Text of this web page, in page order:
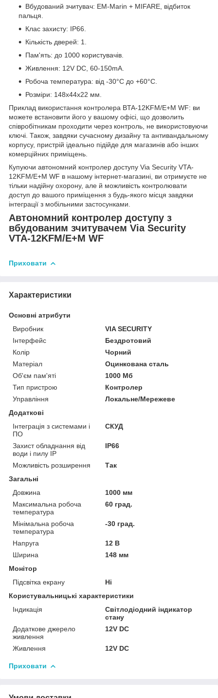
Вбудований зчитувач: EM-Marin + MIFARE, відбиток
пальця.
Клас захисту: IP66.
Кількість дверей: 1.
Пам'ять: до 1000 користувачів.
Живлення: 12V DC, 60-150mA.
Робоча температура: від -30°С до +60°С.
Розміри: 148х44х22 мм.
Приклад використання контролера ВTA-12KFM/E+M WF: ви
можете встановити його у вашому офісі, що дозволить
співробітникам проходити через контроль, не використовуючи
ключі. Також, завдяки сучасному дизайну та антивандальному
корпусу, пристрій ідеально підійде для магазинів або інших
комерційних приміщень.
Купуючи автономний контролер доступу Via Security VTA-
12KFM/E+M WF в нашому інтернет-магазині, ви отримуєте не
тільки надійну охорону, але й можливість контролювати
доступ до вашого приміщення з будь-якого місця завдяки
інтеграції з мобільними застосунками.
Автономний контролер доступу з
вбудованим зчитувачем Via Security
VTA-12KFM/E+M WF
Приховати
Характеристики
Основні атрибути
Виробник
VIA SECURITY
Інтерфейс
Бездротовий
Колір
Чорний
Матеріал
Оцинкована сталь
Об'єм пам'яті
1000 Мб
Тип пристрою
Контролер
Управління
Локальне/Мережеве
Додаткові
Інтеграція з системами і
ПО
СКУД
Захист обладнання від
води і пилу IP
IP66
Можливість розширення
Так
Загальні
Довжина
1000 мм
Максимальна робоча
температура
60 град.
Мінімальна робоча
температура
-30 град.
Напруга
12 В
Ширина
148 мм
Монітор
Підсвітка екрану
Ні
Користувальницькі характеристики
Індикація
Світлодіодний індикатор
стану
Додаткове джерело
живлення
12V DC
Живлення 12V DC
Приховати